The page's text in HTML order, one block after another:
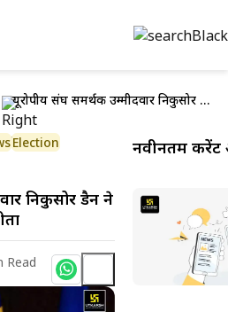
यूरोपीय संघ समर्थक उम्मीदवार निकुसोर डैन ने रोमानियाई राष्ट्रपति चुनाव जीता
Election
निकुसोर डैन ने
Read
नवीनतम करेंट